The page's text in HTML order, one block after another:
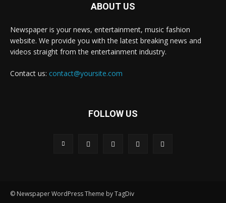
ABOUT US
Newspaper is your news, entertainment, music fashion
website. We provide you with the latest breaking news and
videos straight from the entertainment industry.
Contact us: contact@yoursite.com
FOLLOW US
© Newspaper WordPress Theme by TagDiv